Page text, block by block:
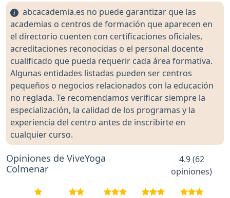
abcacademia.es no puede garantizar que las
academias o centros de formación que aparecen en
el directorio cuenten con certificaciones oficiales,
acreditaciones reconocidas o el personal docente
cualificado que pueda requerir cada área formativa.
Algunas entidades listadas pueden ser centros
pequeños o negocios relacionados con la educación
no reglada. Te recomendamos verificar siempre la
especialización, la calidad de los programas y la
experiencia del centro antes de inscribirte en
cualquier curso.
Opiniones de ViveYoga
Colmenar
4.9 (62
opiniones)